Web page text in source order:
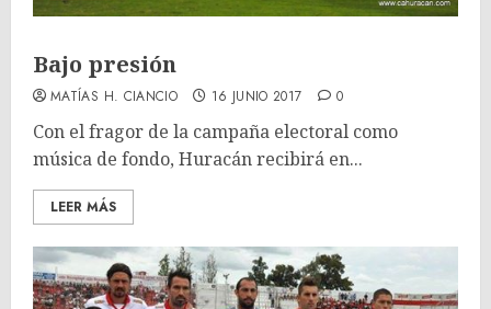
Bajo presión
MATÍAS H. CIANCIO 16 JUNIO 2017 0
Con el fragor de la campaña electoral como
música de fondo, Huracán recibirá en...
LEER MÁS